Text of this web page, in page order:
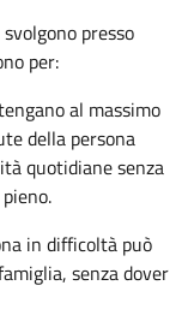
presso
per:
al massimo
della persona
quotidiane senza
in difficoltà può
senza dover